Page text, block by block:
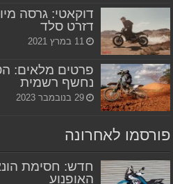
דוקאטי: גרסה
דזרט סלד
11 במרץ 2021
נחשף רשמית
29 בנובמבר 2023
פורסמו לאחרונה
חדש: חסימת
האופנוע